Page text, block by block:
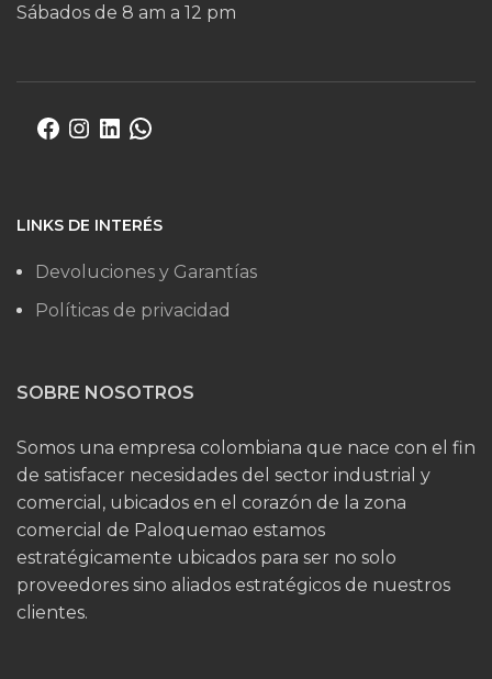
Sábados de 8 am a 12 pm
LINKS DE INTERÉS
Devoluciones y Garantías
Políticas de privacidad
SOBRE NOSOTROS
Somos una empresa colombiana que nace con el fin
de satisfacer necesidades del sector industrial y
comercial, ubicados en el corazón de la zona
comercial de Paloquemao estamos
estratégicamente ubicados para ser no solo
proveedores sino aliados estratégicos de nuestros
clientes.